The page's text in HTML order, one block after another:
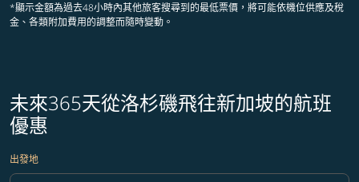
*顯示金額為過去48小時內其他旅客搜尋到的最低票價，將可能依機位供應及稅
金、各類附加費用的調整而隨時變動。
未來365天從洛杉磯飛往新加坡的航班
優惠
出發地